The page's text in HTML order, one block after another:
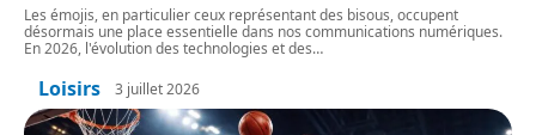
Les émojis, en particulier ceux représentant des bisous, occupent
désormais une place essentielle dans nos communications numériques.
En 2026, l'évolution des technologies et des…
Loisirs 3 juillet 2026